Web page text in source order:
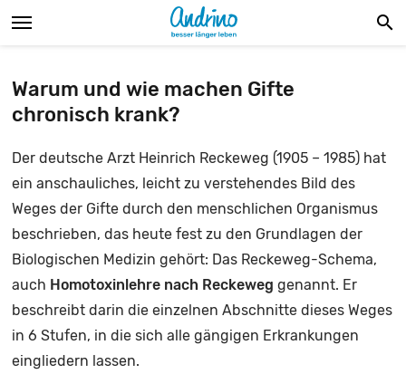
search
Biologische Medizin
Warum und wie machen Gifte
chronisch krank?
Der deutsche Arzt Heinrich Reckeweg (1905 – 1985) hat
ein anschauliches, leicht zu verstehendes Bild des
Weges der Gifte durch den menschlichen Organismus
beschrieben, das heute fest zu den Grundlagen der
Biologischen Medizin gehört: Das Reckeweg-Schema,
auch Homotoxinlehre nach Reckeweg genannt. Er
beschreibt darin die einzelnen Abschnitte dieses Weges
in 6 Stufen, in die sich alle gängigen Erkrankungen
eingliedern lassen.